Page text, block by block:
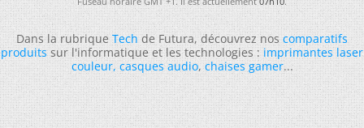
Dans la rubriqueTechde Futura, découvrez noscomparatifs
produitssur l'informatique et les technologies :imprimantes laser
couleur,casques audio,chaises gamer...